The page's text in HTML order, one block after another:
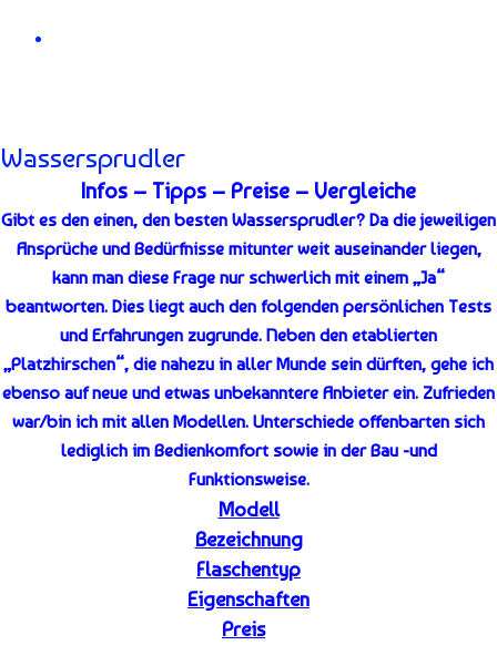
Wassersprudler
Infos – Tipps – Preise – Vergleiche
Gibt es den einen, den besten Wassersprudler? Da die jeweiligen
Ansprüche und Bedürfnisse mitunter weit auseinander liegen,
kann man diese Frage nur schwerlich mit einem „Ja“
beantworten. Dies liegt auch den folgenden persönlichen Tests
und Erfahrungen zugrunde. Neben den etablierten
„Platzhirschen“, die nahezu in aller Munde sein dürften, gehe ich
ebenso auf neue und etwas unbekanntere Anbieter ein. Zufrieden
war/bin ich mit allen Modellen. Unterschiede offenbarten sich
lediglich im Bedienkomfort sowie in der Bau -und
Funktionsweise.
Modell
Bezeichnung
Flaschentyp
Eigenschaften
Preis*